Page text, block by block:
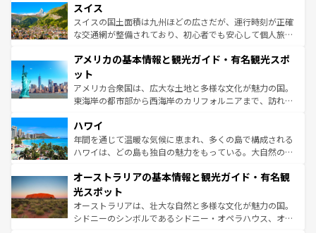
を参照してほしい。
は、お酒好きな人にはぜひ体験してほしい。 なお、新着の
ドイツ情報はコンテンツ一覧を参照してほしい。
リアごとに異なる魅力がある。また、優雅なアフタヌーン
ティー、ビール好きにはたまらない英国パブ、サッカー観
戦など、本場だからこそできる体験も豊富。イギリスを旅
ンツ一覧を参照してほしい。
スイス
スイスの国土面積は九州ほどの広さだが、運行時刻が正確
な交通網が整備されており、初心者でも安心して個人旅行
の建物がそのまま残る町や、スイスならではのユニークな
博物館もあり、アルプス観光だけでなく町歩きも満喫する
ことができる。国民の所得が高いため物価も高いが、旅行
者向けの交通パス提供のサービスもあり、うまく活用すれ
着のスイス情報は
アメリカの基本情報と観光ガイド・有名観光スポ
ット
アメリカ合衆国は、広大な土地と多様な文化が魅力の国。
東海岸の都市部から西海岸のカリフォルニアまで、訪れる
のような巨大都市は、観光、ショッピング、エンターテイ
ンメントが詰まった刺激的なスポットだ。一方、アメリカ
西部には大自然が広がり、グランドキャニオンやイエロー
部のニューオーリンズでは、音楽と美食が融合した独特の
文化が魅力。旅行者はアメリカの各地域で異なる魅力を楽
しみながら、その多様性と豊かな歴史を感じることができ
るだろう。車でのロードトリップや列車の旅も、アメリカ
ハワイ
年間を通じて温暖な気候に恵まれ、多くの島で構成される
ハワイは、どの島も独自の魅力をもっている。大自然の神
ワイ島は見逃せない。また、定番の観光地といえばオアフ
島だが、静かな自然を求めるならマウイ島やカウアイ島が
おすすめ。エメラルドグリーンに輝く海をはじめ、豊かな
文化や歴史が息づいている。「アロハスピリット」と呼ば
オーストラリアの基本情報と観光ガイド・有名観
光スポット
オーストラリアは、壮大な自然と多様な文化が魅力の国。
シドニーのシンボルであるシドニー・オペラハウス、オー